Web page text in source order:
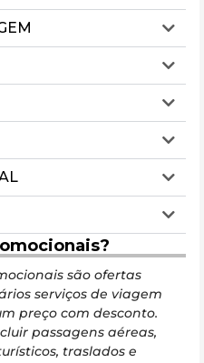
são ofertas
serviços de viagem
preço com desconto.
passagens aéreas,
traslados e